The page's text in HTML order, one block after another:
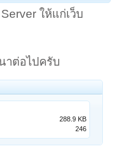
ให้แก่เว็บ
าต่อไปครับ
288.9 KB
246